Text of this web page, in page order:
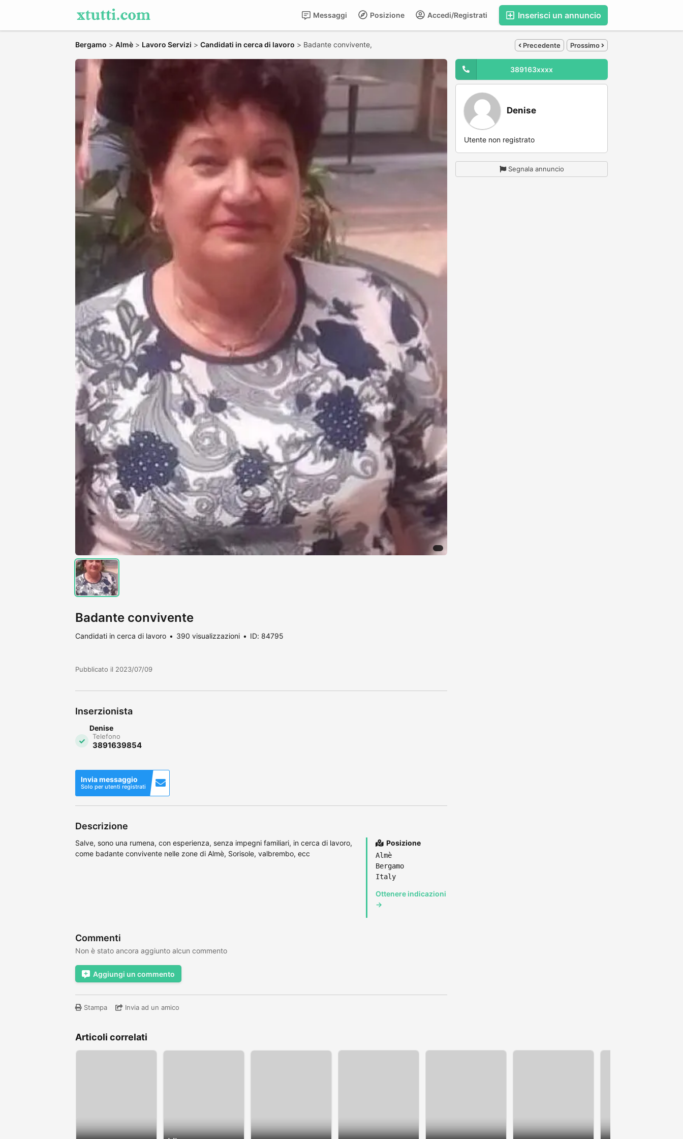
Inserisci un annuncio
Accedi/Registrati
Posizione
Messaggi
Bergamo > Almè > Lavoro Servizi > Candidati in cerca di lavoro > Badante convivente, Precedente Prossimo
Badante convivente
Candidati in cerca di lavoro 390 visualizzazioni ID: 84795
Pubblicato il 2023/07/09
Inserzionista
Denise
Telefono
3891639854
Invia messaggio
Solo per utenti registrati
Descrizione
Salve, sono una rumena, con esperienza, senza impegni familiari, in cerca di lavoro,
come badante convivente nelle zone di Almè, Sorisole, valbrembo, ecc
Posizione
Almè
Bergamo
Italy
Ottenere indicazioni
→
Commenti
Non è stato ancora aggiunto alcun commento
Aggiungi un commento
Stampa Invia ad un amico
389163xxxx
Denise
Utente non registrato
Segnala annuncio
Articoli correlati